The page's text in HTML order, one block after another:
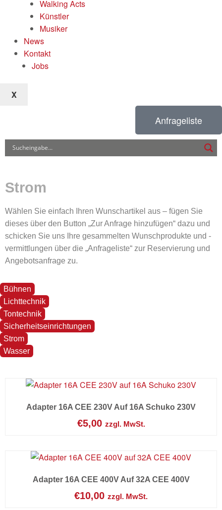
Walking Acts
Künstler
Musiker
News
Kontakt
Jobs
X
Anfrageliste
Strom
Wählen Sie einfach Ihren Wunschartikel aus – fügen Sie
dieses über den Button „Zur Anfrage hinzufügen“ dazu und
schicken Sie uns Ihre gesammelten Wunschprodukte und -
vermittlungen über die „Anfrageliste“ zur Reservierung und
Angebotsanfrage zu.
Bühnen
Lichttechnik
Tontechnik
Sicherheitseinrichtungen
Strom
Wasser
Adapter 16A CEE 230V Auf 16A Schuko 230V
€5,00 zzgl. MwSt.
Adapter 16A CEE 400V Auf 32A CEE 400V
€10,00 zzgl. MwSt.